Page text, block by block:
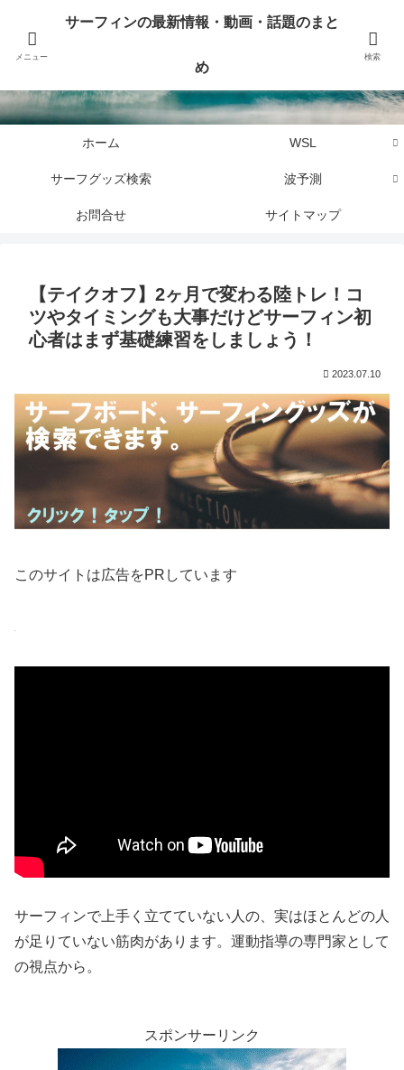
サーフィンに関するニュース・話題や最新情報を写真、画像、動画でまとめて
ホーム WSL
サーフグッズ検索 波予測
お問合せ サイトマップ
【テイクオフ】2ヶ月で変わる陸トレ！コ
ツやタイミングも大事だけどサーフィン初
心者はまず基礎練習をしましょう！
2023.07.10
このサイトは広告をPRしています
サーフィンで上手く立てていない人の、実はほとんどの人
が足りていない筋肉があります。運動指導の専門家として
の視点から。
スポンサーリンク
メニュー
サーフィンの最新情報・動画・話題のまと
め
検索